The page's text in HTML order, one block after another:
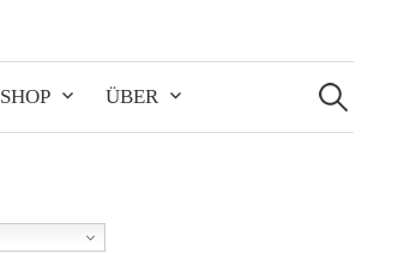
SHOP ÜBER
Suchen
nach: